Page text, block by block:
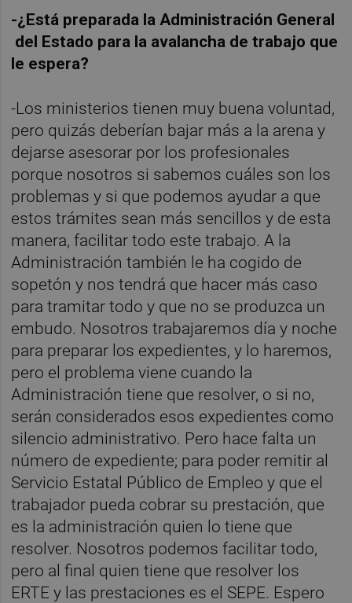
-¿Está preparada la Administración General
del Estado para la avalancha de trabajo que
le espera?
-Los ministerios tienen muy buena voluntad,
pero quizás deberían bajar más a la arena y
dejarse asesorar por los profesionales
porque nosotros si sabemos cuáles son los
problemas y si que podemos ayudar a que
estos trámites sean más sencillos y de esta
manera, facilitar todo este trabajo. A la
Administración también le ha cogido de
sopetón y nos tendrá que hacer más caso
para tramitar todo y que no se produzca un
embudo. Nosotros trabajaremos día y noche
para preparar los expedientes, y lo haremos,
pero el problema viene cuando la
Administración tiene que resolver, o si no,
serán considerados esos expedientes como
silencio administrativo. Pero hace falta un
número de expediente; para poder remitir al
Servicio Estatal Público de Empleo y que el
trabajador pueda cobrar su prestación, que
es la administración quien lo tiene que
resolver. Nosotros podemos facilitar todo,
pero al final quien tiene que resolver los
ERTE y las prestaciones es el SEPE. Espero